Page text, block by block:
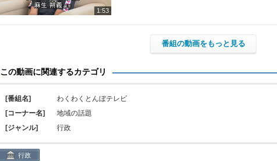
1:53
番組の動画をもっと見る
この動画に関連するカテゴリ
[番組名]
わくわくとんぼテレビ
[コーナー名]
地域の話題
[ジャンル]
行政
行政